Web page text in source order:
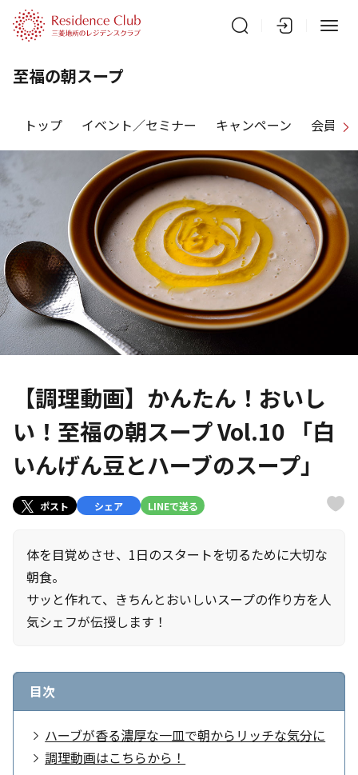
至福の朝スープ
トップ イベント／セミナー キャンペーン 会員特
【調理動画】かんたん！おいし
い！至福の朝スープ Vol.10 「白
いんげん豆とハーブのスープ」
ポスト シェア LINEで送る
体を目覚めさせ、1日のスタートを切るために大切な
朝食。
サッと作れて、きちんとおいしいスープの作り方を人
気シェフが伝授します！
目次
ハーブが香る濃厚な一皿で朝からリッチな気分に
調理動画はこちらから！